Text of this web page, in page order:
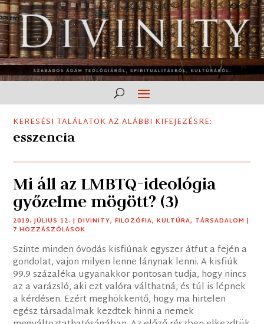
KERESÉSI TALÁLATOK AZ ALÁBBI KIFEJEZÉSRE:
esszencia
Mi áll az LMBTQ-ideológia
győzelme mögött? (3)
2019. JÚLIUS 12. |DIVINITY,FILOZÓFIA,KULTÚRA, TÁRSADALOM |
7 HOZZÁSZÓLÁSOK
Szinte minden óvodás kisfiúnak egyszer átfut a fején a
gondolat, vajon milyen lenne lánynak lenni. A kisfiúk
99.9 százaléka ugyanakkor pontosan tudja, hogy nincs
az a varázsló, aki ezt valóra válthatná, és túl is lépnek
a kérdésen. Ezért meghökkentő, hogy ma hirtelen
egész társadalmak kezdtek hinni a nemek